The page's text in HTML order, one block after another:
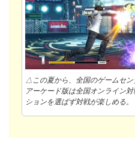
△この夏から、全国のゲームセン
アーケード版は全国オンライン
ションを選ばず対戦が楽しめる。